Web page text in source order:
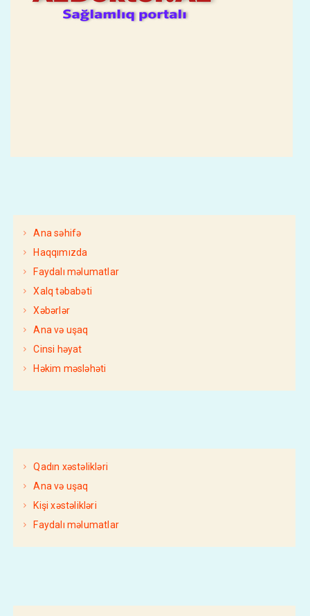
Ana səhifə
Haqqımızda
Faydalı məlumatlar
Xalq təbabəti
Xəbərlər
Ana və uşaq
Cinsi həyat
Həkim məsləhəti
Qadın xəstəlikləri
Ana və uşaq
Kişi xəstəlikləri
Faydalı məlumatlar